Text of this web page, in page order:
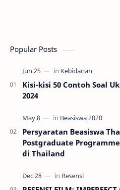
Popular Posts
Kisi-kisi 50 Contoh Soal
2024
Persyaratan Beasiswa
Postgraduate
di Thailand